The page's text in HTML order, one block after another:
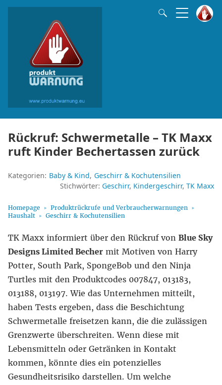
Rückruf: Schwermetalle – TK Maxx
ruft Kinder Bechertassen zurück
Kategorien: Baby & Kind Geschirr & Kochutensilien
Stichwörter: Geschirr Kindergeschirr TK Maxx
Homepage
Produktrückrufe und Verbraucherwarnungen
Haushalt
Geschirr & Kochutensilien
TK Maxx informiert über den Rückruf von Blue Sky
Designs Limited Becher mit Motiven von Harry
Potter, South Park, SpongeBob und den Ninja
Turtles mit den Produktcodes 007847, 013183,
013188, 013197. Wie das Unternehmen mitteilt,
haben Tests ergeben, dass die Beschichtung
Schwermetalle freisetzen kann, die die zulässigen
Grenzwerte überschreiten. Wenn diese mit
Lebensmitteln oder Getränken in Kontakt
kommen, könnte dies ein potenzielles
Gesundheitsrisiko darstellen. Um welche